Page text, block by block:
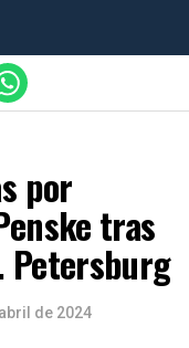
por
tras
Petersburg
de 2024